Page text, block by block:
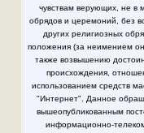
чувствам верующих, не в
обрядов и церемоний, без
других религиозных
положения (за неимением
также возвышению
происхождения,
использованием средств
"Интернет". Данное
вышеопубликованным
информационно-